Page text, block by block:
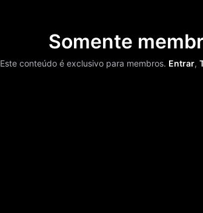
Somente
Este conteúdo é exclusivo para membros. Entrar,